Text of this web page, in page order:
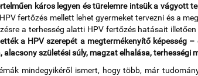
káros legyen és türelemre intsük a vágyott
fertőzés mellett lehet gyermeket tervezni és a
a terhesség alatti HPV fertőzés hatásait
a HPV szerepét a megtermékenyítő képesség
alacsony születési súly, magzat elhalása,
mindegyikéről ismert, hogy több, már